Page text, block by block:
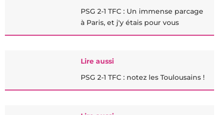
PSG 2-1 TFC : Un immense parcage
à Paris, et j'y étais pour vous
Lire aussi
PSG 2-1 TFC : notez les Toulousains !